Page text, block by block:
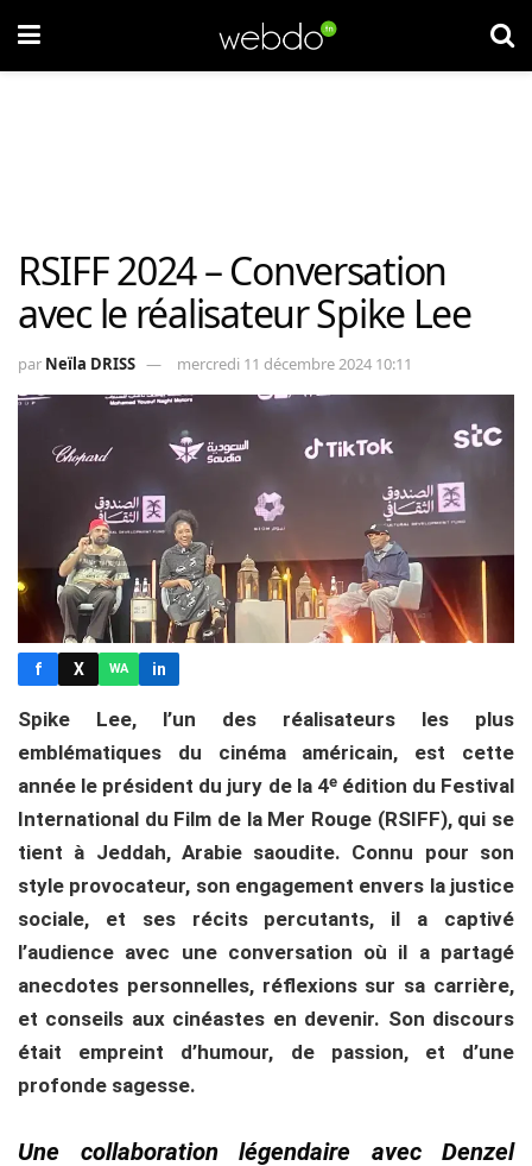
RSIFF 2024 – Conversation
avec le réalisateur Spike Lee
par Neïla DRISS mercredi 11 décembre 2024 10:11
f X WA in
Spike Lee, l’un des réalisateurs les plus
emblématiques du cinéma américain, est cette
année le président du jury de la 4ᵉ édition du Festival
International du Film de la Mer Rouge (RSIFF), qui se
tient à Jeddah, Arabie saoudite. Connu pour son
style provocateur, son engagement envers la justice
sociale, et ses récits percutants, il a captivé
l’audience avec une conversation où il a partagé
anecdotes personnelles, réflexions sur sa carrière,
et conseils aux cinéastes en devenir. Son discours
était empreint d’humour, de passion, et d’une
profonde sagesse.
Une collaboration légendaire avec Denzel